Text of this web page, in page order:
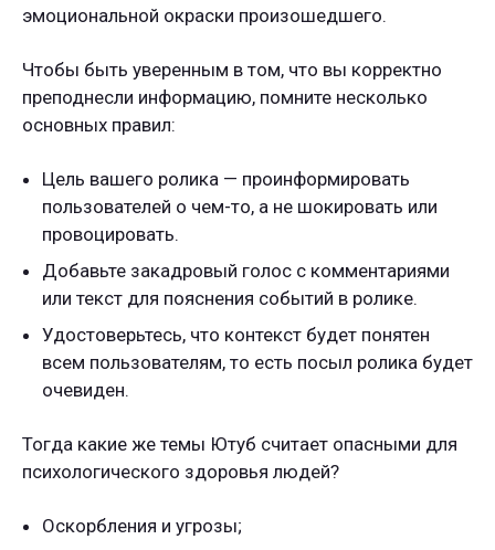
эмоциональной окраски произошедшего.
Чтобы быть уверенным в том, что вы корректно
преподнесли информацию, помните несколько
основных правил:
Цель вашего ролика — проинформировать
пользователей о чем-то, а не шокировать или
провоцировать.
Добавьте закадровый голос с комментариями
или текст для пояснения событий в ролике.
Удостоверьтесь, что контекст будет понятен
всем пользователям, то есть посыл ролика будет
очевиден.
Тогда какие же темы Ютуб считает опасными для
психологического здоровья людей?
Оскорбления и угрозы;